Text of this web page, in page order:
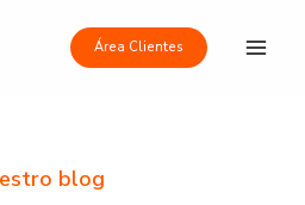
Área Clientes
blog